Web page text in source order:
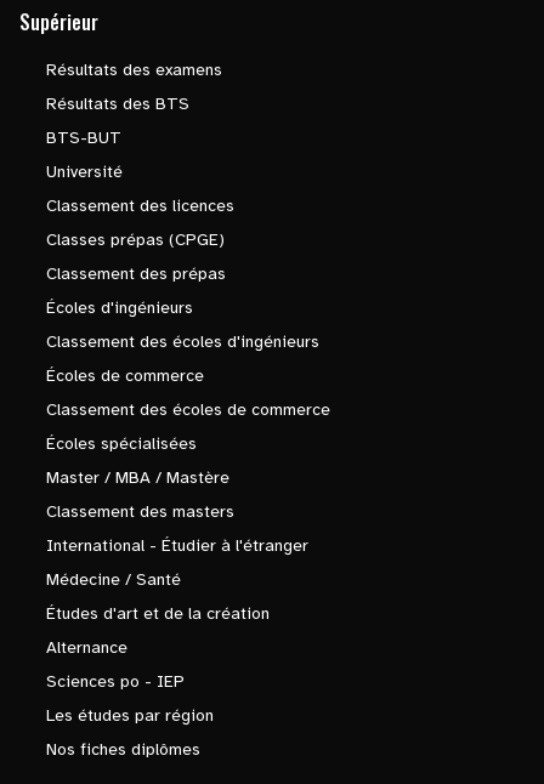
Supérieur
Résultats des examens
Résultats des BTS
BTS-BUT
Université
Classement des licences
Classes prépas (CPGE)
Classement des prépas
Écoles d'ingénieurs
Classement des écoles d'ingénieurs
Écoles de commerce
Classement des écoles de commerce
Écoles spécialisées
Master / MBA / Mastère
Classement des masters
International - Étudier à l'étranger
Médecine / Santé
Études d'art et de la création
Alternance
Sciences po - IEP
Les études par région
Nos fiches diplômes